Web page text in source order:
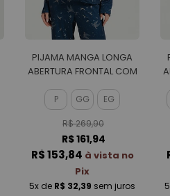
PIJAMA MANGA LONGA
ABERTURA FRONTAL COM
TOUCH FEMININO
P GG EG
R$ 269,90
R$ 161,94
R$ 153,84 à vista no
Pix
5x de R$ 32,39 sem juros